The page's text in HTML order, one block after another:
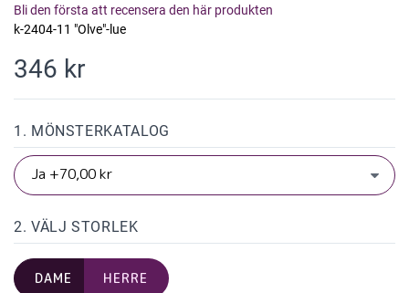
Bli den första att recensera den här produkten
k-2404-11 "Olve"-lue
346 kr
1. MÖNSTERKATALOG
2. VÄLJ STORLEK
DAME HERRE